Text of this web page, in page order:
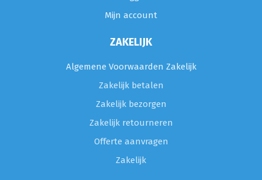
Mijn account
ZAKELIJK
Algemene Voorwaarden Zakelijk
Zakelijk betalen
Zakelijk bezorgen
Zakelijk retourneren
Offerte aanvragen
Zakelijk